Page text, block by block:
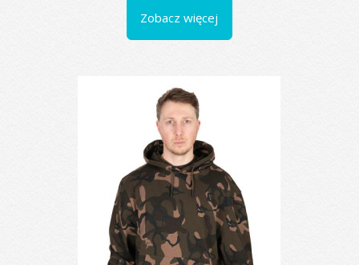
Zobacz więcej